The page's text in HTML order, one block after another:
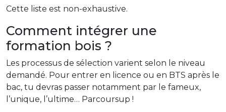
Cette liste est non-exhaustive.
Comment intégrer une
formation bois ?
Les processus de sélection varient selon le niveau
demandé. Pour entrer en licence ou en BTS après le
bac, tu devras passer notamment par le fameux,
l’unique, l’ultime… Parcoursup !